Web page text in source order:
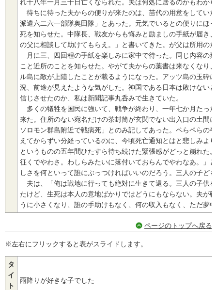
れ十八年一月三十日亡くなられた。夫は何処に居るのかもわか
待ちに待った夫からの便りが来たのは、苗代の用意をしてい
派遣六二六一部隊奥田隊」とあった。元気でいるとの便りにほ
死を知らせた。中隊長、戦友からも悔みと励ましの手紙が届き
の父に相談して助けてもらえ。」と書いてきた。が父は所用の
月に三、四回程の手紙を楽しみに家中で待った。同じ内容の
こと近所のことを知らせた。やがて夫からの葉書は来なくなり
ル島に敵が上陸したことが載るようになった。アッツ島の玉砕
況、前途が見えたような気がした。神国である日本は敗けない
信じさせたのか、私は新聞記事丸呑みで生きていた。
多くの犠牲を国民に強いて、戦争が終わり、一年七か月たっ
来た。住所のない宛名だけの茶封筒が玄関でない出入口の土
ソロモン群島附近で戦病死」とのみ記してあった。ペらペらの
えてからずい分経っているのに、今頃死亡通知とはと悲しみよ
というものの五年間ひたすら待ち続けた緊張感がどっと崩れた
征くでやわさ。わしらみたいに落付いておらんでやわなあ。」
しさを何といって誰にぶっつければいいのだろう。三人の子ど
夫は、「俺は戦地に行っても絶対に生きて還る。三人の子供
たけど、生死は本人の意地ばかりではどうにもならない。夫が
うに小さくなり、誰の手助けもなく、何の収入もなく、ただ夢
ページのトップへ戻る
※左右にフリックすると表がスライドします。
タ
イ
ト
雨降りが好きな子でした